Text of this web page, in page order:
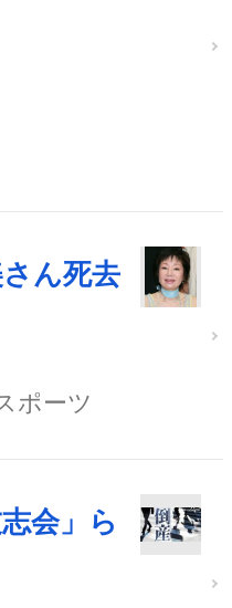
ん死去
ポーツ
会」ら